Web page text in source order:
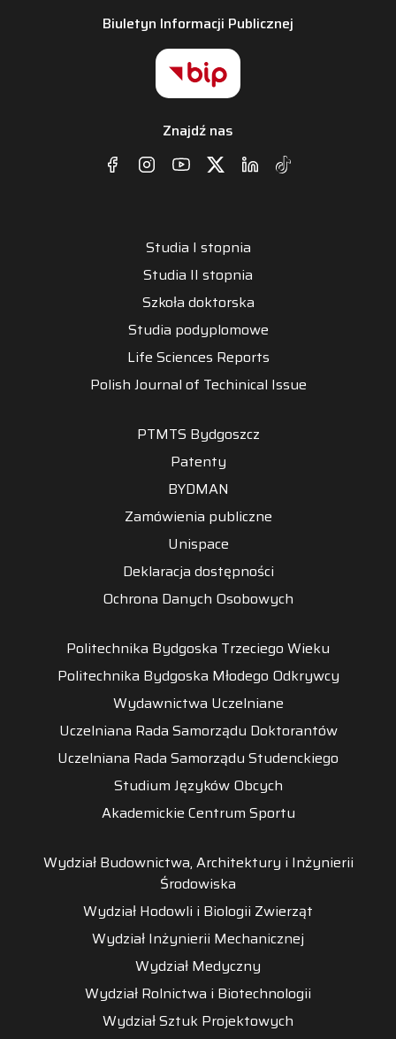
Biuletyn Informacji Publicznej
Znajdź nas
Studia I stopnia
Studia II stopnia
Szkoła doktorska
Studia podyplomowe
Life Sciences Reports
Polish Journal of Techinical Issue
PTMTS Bydgoszcz
Patenty
BYDMAN
Zamówienia publiczne
Unispace
Deklaracja dostępności
Ochrona Danych Osobowych
Politechnika Bydgoska Trzeciego Wieku
Politechnika Bydgoska Młodego Odkrywcy
Wydawnictwa Uczelniane
Uczelniana Rada Samorządu Doktorantów
Uczelniana Rada Samorządu Studenckiego
Studium Języków Obcych
Akademickie Centrum Sportu
Wydział Budownictwa, Architektury i Inżynierii
Środowiska
Wydział Hodowli i Biologii Zwierząt
Wydział Inżynierii Mechanicznej
Wydział Medyczny
Wydział Rolnictwa i Biotechnologii
Wydział Sztuk Projektowych